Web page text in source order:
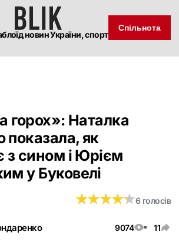
новин України, спорт
Спільнота
горох‎»: Наталка
показала, як
з сином і Юрієм
у Буковелі
9074 11
★★★★★
★★★★★6 голосів